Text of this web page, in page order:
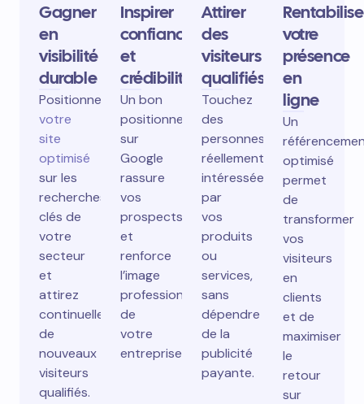
Gagner
en
visibilité
durable
Positionnez
votre
site
optimisé
sur les
recherches
clés de
votre
secteur
et
attirez
continuellement
de
nouveaux
visiteurs
qualifiés.
Inspirer
confiance
et
crédibilité
Un bon
positionnement
sur
Google
rassure
vos
prospects
et
renforce
l’image
professionnelle
de
votre
entreprise.
Attirer
des
visiteurs
qualifiés
Touchez
des
personnes
réellement
intéressées
par
vos
produits
ou
services,
sans
dépendre
de la
publicité
payante.
votre
présence
en
ligne
Un
optimisé
permet
de
transformer
vos
visiteurs
en
clients
et de
maximiser
le
retour
sur